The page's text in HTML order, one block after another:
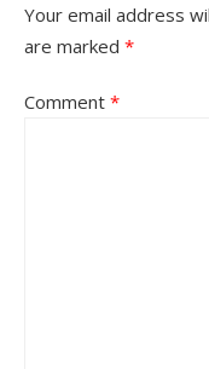
Your email address
are marked *
Comment *